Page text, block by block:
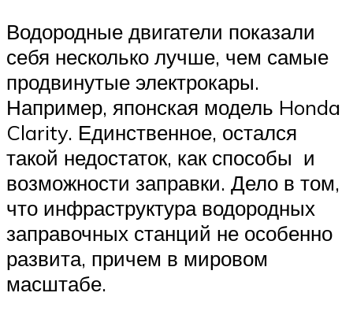
Водородные двигатели показали
себя несколько лучше, чем самые
продвинутые электрокары.
Например, японская модель Honda
Clarity. Единственное, остался
такой недостаток, как способы и
возможности заправки. Дело в том,
что инфраструктура водородных
заправочных станций не особенно
развита, причем в мировом
масштабе.